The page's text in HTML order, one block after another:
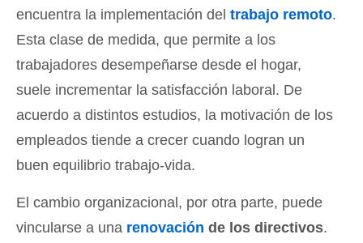
encuentra la implementación del trabajo remoto.
Esta clase de medida, que permite a los
trabajadores desempeñarse desde el hogar,
suele incrementar la satisfacción laboral. De
acuerdo a distintos estudios, la motivación de los
empleados tiende a crecer cuando logran un
buen equilibrio trabajo-vida.
El cambio organizacional, por otra parte, puede
vincularse a una renovación de los directivos.